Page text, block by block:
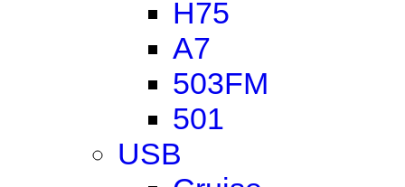
H75
A7
503FM
501
USB